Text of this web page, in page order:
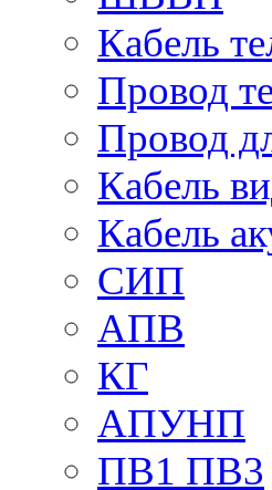
Кабель
Провод
Провод
Кабель
Кабель
СИП
АПВ
КГ
АПУНП
ПВ1 ПВ3